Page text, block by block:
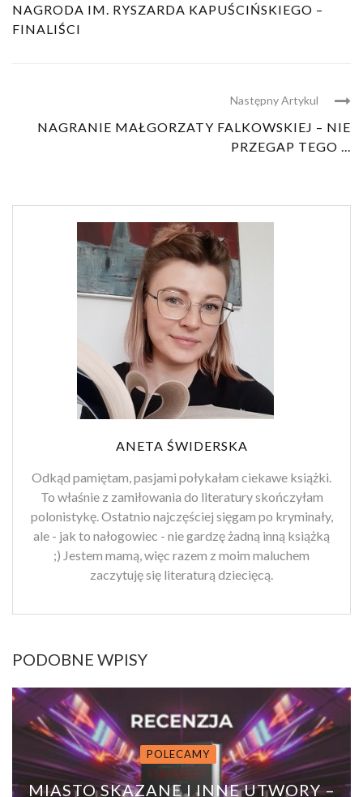
NAGRODA IM. RYSZARDA KAPUŚCIŃSKIEGO –
FINALIŚCI
Następny Artykul
NAGRANIE MAŁGORZATY FALKOWSKIEJ – NIE
PRZEGAP TEGO ...
ANETA ŚWIDERSKA
Odkąd pamiętam, pasjami połykałam ciekawe książki.
To właśnie z zamiłowania do literatury skończyłam
polonistykę. Ostatnio najczęściej sięgam po kryminały,
ale - jak to nałogowiec - nie gardzę żadną inną książką
;) Jestem mamą, więc razem z moim maluchem
zaczytuję się literaturą dziecięcą.
PODOBNE WPISY
POLECAMY
MIASTO SKAZANE I INNE UTWORY –